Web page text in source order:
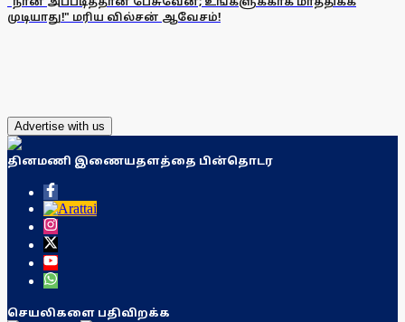
முடியாது!" மரிய வில்சன் ஆவேசம்!
Advertise with us
தினமணி இணையதளத்தை பின்தொடர
செயலிகளை பதிவிறக்க